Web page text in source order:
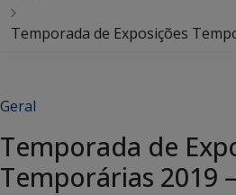
Temporada de Exposições
Geral
Temporada de
Temporárias 2019